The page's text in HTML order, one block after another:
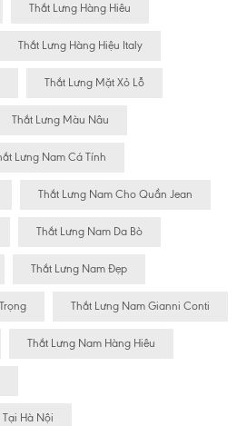
Thắt Lưng Hàng Hiêu
Thắt Lưng Hàng Hiệu Italy
Thắt Lưng Mặt Xỏ Lỗ
Thắt Lưng Màu Nâu
Lưng Nam Cá Tính
Thắt Lưng Nam Cho Quần Jean
Thắt Lưng Nam Da Bò
Thắt Lưng Nam Đẹp
Thắt Lưng Nam Gianni Conti
Thắt Lưng Nam Hàng Hiêu
Hà Nội